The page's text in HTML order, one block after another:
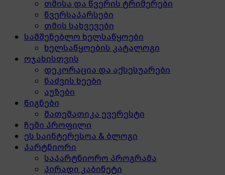
თმისა და წვერის ტრიმერები
წვერსაპარსები
თმის სახვევები
სამშენებლო ხელსაწყოები
ხელსაწყოების კატალოგი
ოჯახისთვის
დეკორაცია და აქსესუარები
ნაძვის ხეები
აუზები
წიგნები
მათემათიკა ევერესტი
ჩემი პროფილი
ეს საინტერესოა & ბლოგი
პარტნიორი
საპარტნიორო პროგრამა
პირადი კაბინეტი